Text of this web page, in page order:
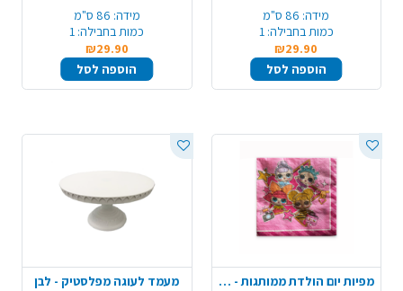
מידה: 86 ס"מ
כמות בחבילה: 1
₪29.90
הוספה לסל
מידה: 86 ס"מ
כמות בחבילה: 1
₪29.90
הוספה לסל
מפיות יום הולדת ממותגות - LOL לול
מעמד לעוגה מפלסטיק - לבן